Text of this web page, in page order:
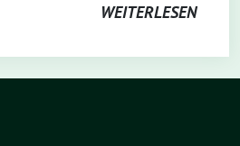
WEITERLESEN